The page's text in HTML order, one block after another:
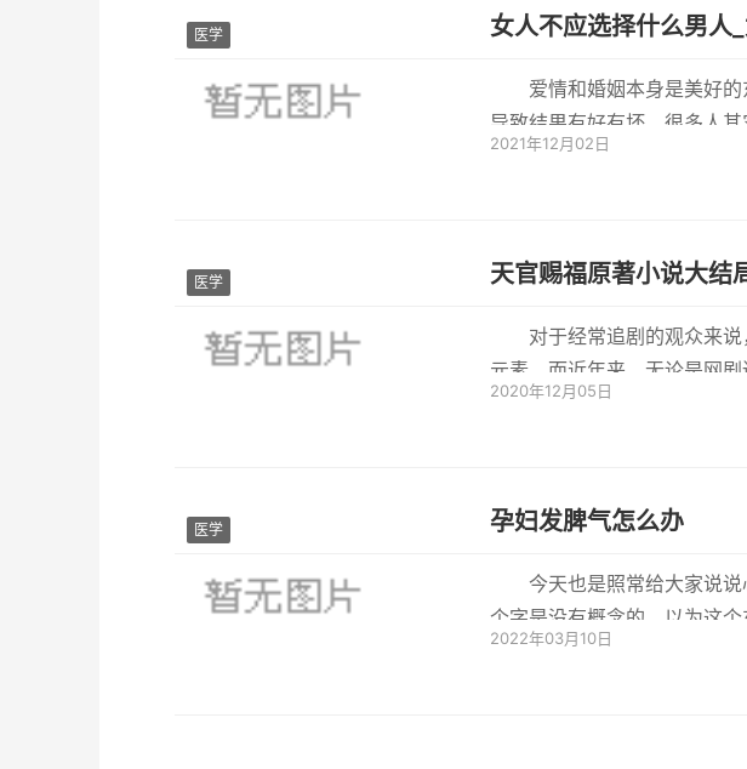
医学 女人不应选择什么男人
爱情和婚姻本身是美好
导致结果有好有坏。很多人
种事是很难...
2021年12月02日
医学 天官赐福原著小说大结
对于经常追剧的观众来
元素。而近年来，无论是网
们有时也会...
2020年12月05日
医学 孕妇发脾气怎么办
今天也是照常给大家说
个字是没有概念的，以为这
着科学知识...
2022年03月10日